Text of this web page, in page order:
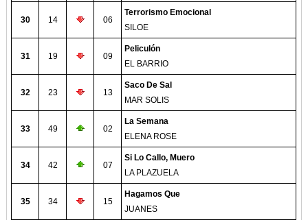
30 14 06
Terrorismo Emocional
SILOE
31 19 09
Peliculón
EL BARRIO
32 23 13
Saco De Sal
MAR SOLIS
33 49 02
La Semana
ELENA ROSE
34 42 07
Si Lo Callo, Muero
LA PLAZUELA
35 34 15
Hagamos Que
JUANES